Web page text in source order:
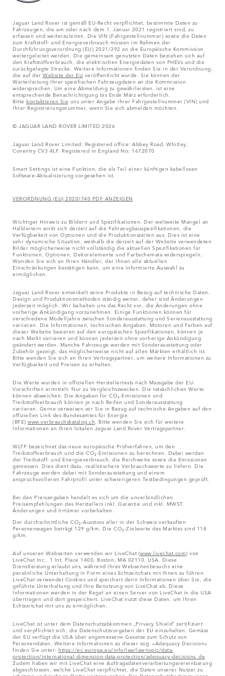
Jaguar Land Rover ist gemäß EU-Recht verpflichtet, bestimmte Daten zu
Fahrzeugen, die am oder nach dem 1. Januar 2021 registriert sind, zu
erfassen und weiterzuleiten. Die VIN (Fahrgestellnummer) sowie die Daten
zum Kraftstoff- und Energieverbrauch müssen im Rahmen der
Durchführungsverordnung (EU) 2021/392 an die Europäische Kommission
weitergeleitet werden. Die gemeinsam genutzten Daten beziehen sich auf
den Kraftstoffverbrauch, die elektrischen Energiedaten von PHEVs und die
zurückgelegte Strecke. Weitere Informationen finden Sie in der Verordnung,
die auf derWebsite der EU veröffentlicht wurde. Sie können der
Weiterleitung Ihrer spezifischen Fahrzeugdaten an die Kommission
widersprechen. Um eine Abmeldung zu gewährleisten, ist eine
entsprechende Benachrichtigung bis Ende März erforderlich.
Bitte kontaktieren Sie uns unter Angabe Ihrer Fahrgestellnummer (VIN) und
Ihrer Registrierungsnummer, wenn Sie sich abmelden möchten.
© JAGUAR LAND ROVER LIMITED 2026
Jaguar Land Rover Limited: Registered office: Abbey Road, Whitley,
Coventry CV3 4LF. Registered in England No: 1672070
Smart Settings ist eine Funktion, die als Teil einer künftigen kabellosen
Software-Aktualisierung vorgesehen ist.
VERORDNUNG (EU) 2020/740 PDF ANZEIGEN
Wichtiger Hinweis zu Bildern und Spezifikationen. Der weltweite Mangel an
Halbleitern wirkt sich derzeit auf die Fahrzeugbauspezifikationen, die
Verfügbarkeit von Optionen und die Produktionszeiten aus. Dies ist eine
sehr dynamische Situation, weshalb die derzeit auf der Website verwendeten
Bilder möglicherweise nicht vollständig die aktuellen Spezifikationen für
Funktionen, Optionen, Dekorelemente und Farbschemata widerspiegeln.
Wenden Sie sich an Ihren Händler, der Ihnen alle aktuellen
Einschränkungen bestätigen kann, um eine informierte Auswahl zu
ermöglichen.
Jaguar Land Rover entwickelt seine Produkte in Bezug auf technische Daten,
Design und Produktionsmethoden ständig weiter, daher sind Änderungen
jederzeit möglich. Wir behalten uns das Recht vor, die Änderungen ohne
vorherige Ankündigung vorzunehmen. Einige Funktionen können für
verschiedene Modelljahre zwischen Sonderausstattung und Serienausstattung
variieren. Die Informationen, technischen Angaben, Motoren und Farben auf
dieser Website basieren auf den europäischen Spezifikationen, können je
nach Markt variieren und können jederzeit ohne vorherige Ankündigung
geändert werden. Manche Fahrzeuge werden mit Sonderausstattung oder
Zubehör gezeigt, das möglicherweise nicht auf allen Märkten erhältlich ist.
Bitte wenden Sie sich an Ihren Vertragspartner, um weitere Informationen zu
Verfügbarkeit und Preisen zu erhalten.
Die Werte wurden in offiziellen Herstellertests nach Massgabe der EU-
Vorschriften ermittelt. Nur zu Vergleichszwecken. Die tatsächlichen Werte
können abweichen. Die Angaben für CO₂-Emissionen und
Treibstoffverbrauch können je nach Reifen und Sonderausstattung
variieren. Gerne verweisen wir Sie in Bezug auf technische Angaben auf den
offiziellen Link des Bundesamtes für Energie
(BFE) www.verbrauchskatalog.ch . Bitte wenden Sie sich für weitere
Informationen an Ihren lokalen Jaguar Land Rover Vertragspartner.
WLTP bezeichnet das neue europäische Prüfverfahren, um den
Treibstoffverbrauch und die CO₂-Emissionen zu berechnen. Dabei werden
der Treibstoff- und Energieverbrauch, die Reichweite sowie die Emissionen
gemessen. Dies dient dazu, realistischere Verbrauchswerte zu liefern. Die
Fahrzeuge werden dabei mit Sonderausstattung und einem
anspruchsvolleren Fahrprofil unter schwierigeren Testbedingungen geprüft.
Bei den Preisangaben handelt es sich um die unverbindlichen
Preisempfehlungen des Herstellers inkl. Garantie und inkl. MWST.
Änderungen und Irrtümer vorbehalten.
Der durchschnittliche CO₂-Ausstoss aller in der Schweiz verkauften
Personenwagen beträgt 129 g/km. Die CO₂-Zielwerte des Marktes sind 118
g/km.
Auf unseren Webseiten verwenden wir LiveChat (www.livechat.com) von
LiveChat Inc., 1 Int. Place 1400, Boston, MA 02110, USA. Diese
Dienstleistung erlaubt uns, während Ihres Webseitenbesuchs eine
persönliche Unterhaltung in Form eines Echtzeitchats mit Ihnen zu führen.
LiveChat verwendet Cookies und speichert darin Informationen über Sie, die
geführte Unterhaltung und Ihre Benutzung von LiveChat ab. Diese
Informationen werden in der Regel an einen Server von LiveChat in die USA
übertragen und dort gespeichert. LiveChat nutzt diese Daten, um Ihren
Echtzeitchat mit uns zu ermöglichen.
LiveChat ist unter dem Datenschutzabkommen „Privacy Shield“ zertifiziert
und verpflichtet sich, die Datenschutzvorgaben der EU einzuhalten. Gemäss
der EU verfügt die USA über angemessene Gesetze zum Schutz von
Personendaten. Weitere Informationen zu dieser sog. «Adequacy Decision»
finden Sie unter: https://ec.europa.eu/info/law/law-topic/data-
protection/international-dimension-data-protection/adequacy-decisions_de
Zudem haben wir mit LiveChat eine Auftragsdatenverarbeitungsvereinbarung
abgeschlossen, welche LiveChat verpflichtet, die Daten unserer Nutzer zu